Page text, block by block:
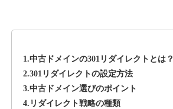
1.中古ドメインの301リダイレクトとは？
2.301リダイレクトの設定方法
3.中古ドメイン選びのポイント
4.リダイレクト戦略の種類